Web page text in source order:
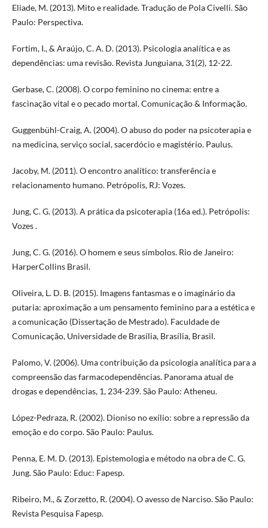
Eliade, M. (2013). Mito e realidade. Tradução de Pola Civelli. São
Paulo: Perspectiva.
Fortim, I., & Araújo, C. A. D. (2013). Psicologia analítica e as
dependências: uma revisão. Revista Junguiana, 31(2), 12-22.
Gerbase, C. (2008). O corpo feminino no cinema: entre a
fascinação vital e o pecado mortal. Comunicação & Informação.
Guggenbühl-Craig, A. (2004). O abuso do poder na psicoterapia e
na medicina, serviço social, sacerdócio e magistério. Paulus.
Jacoby, M. (2011). O encontro analítico: transferência e
relacionamento humano. Petrópolis, RJ: Vozes.
Jung, C. G. (2013). A prática da psicoterapia (16a ed.). Petrópolis:
Vozes .
Jung, C. G. (2016). O homem e seus símbolos. Rio de Janeiro:
HarperCollins Brasil.
Oliveira, L. D. B. (2015). Imagens fantasmas e o imaginário da
putaria: aproximação a um pensamento feminino para a estética e
a comunicação (Dissertação de Mestrado). Faculdade de
Comunicação, Universidade de Brasília, Brasília, Brasil.
Palomo, V. (2006). Uma contribuição da psicologia analítica para a
compreensão das farmacodependências. Panorama atual de
drogas e dependências, 1, 234-239. São Paulo: Atheneu.
López-Pedraza, R. (2002). Dioniso no exílio: sobre a repressão da
emoção e do corpo. São Paulo: Paulus.
Penna, E. M. D. (2013). Epistemologia e método na obra de C. G.
Jung. São Paulo: Educ: Fapesp.
Ribeiro, M., & Zorzetto, R. (2004). O avesso de Narciso. São Paulo:
Revista Pesquisa Fapesp.